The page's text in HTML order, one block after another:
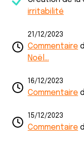
irritabilité
21/12/2023
Commentaire
Noël...
16/12/2023
Commentaire
15/12/2023
Commentaire